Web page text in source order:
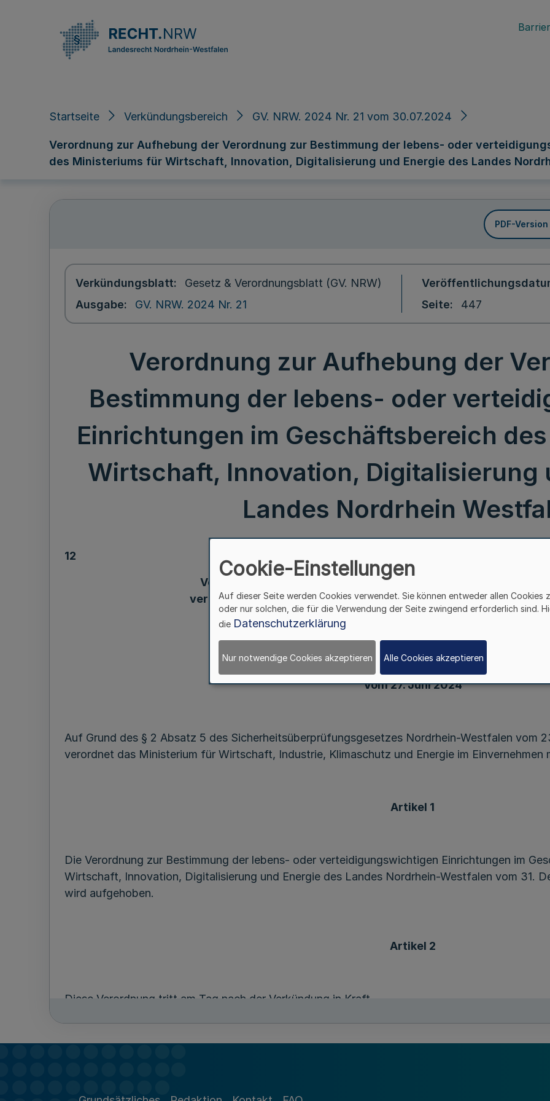
Startseite Verkündungsbereich GV. NRW. 2024 Nr. 21 vom 30.07.2024
Verordnung zur Aufhebung der Verordnung zur Bestimmung der lebens- oder
des Ministeriums für Wirtschaft, Innovation, Digitalisierung und Energie des Landes
PDF-
Verkündungsblatt
Gesetz & Verordnungsblatt (GV. NRW)
Ausgabe
GV. NRW. 2024 Nr. 21
Seite
447
Verordnung zur Aufhebung der
Bestimmung der lebens- oder
Einrichtungen im Geschäftsbereich
Wirtschaft, Innovation, Digitalisierung
Landes Nordrhein
12
Verordnung zur Aufhebung der Verordnung zur Bestimmung
verteidigungswichtigen Einrichtungen im Geschäftsbereich des
Wirtschaft, Innovation, Digitalisierung und Energie des
Vom 27. Juni 2024
Auf Grund des § 2 Absatz 5 des Sicherheitsüberprüfungsgesetzes Nordrhein-Westfalen vom
verordnet das Ministerium für Wirtschaft, Industrie, Klimaschutz und Energie im Einvernehmen
Artikel 1
Die Verordnung zur Bestimmung der lebens- oder verteidigungswichtigen Einrichtungen im
Wirtschaft, Innovation, Digitalisierung und Energie des Landes Nordrhein-Westfalen vom 31.
wird aufgehoben.
Artikel 2
Diese Verordnung tritt am Tag nach der Verkündung in Kraft.
Cookie-Einstellungen
Auf dieser Seite werden Cookies verwendet. Sie können entweder allen Cookies
oder nur solchen, die für die Verwendung der Seite zwingend erforderlich sind.
die Datenschutzerklärung
Nur notwendige Cookies akzeptieren Alle Cookies akzeptieren